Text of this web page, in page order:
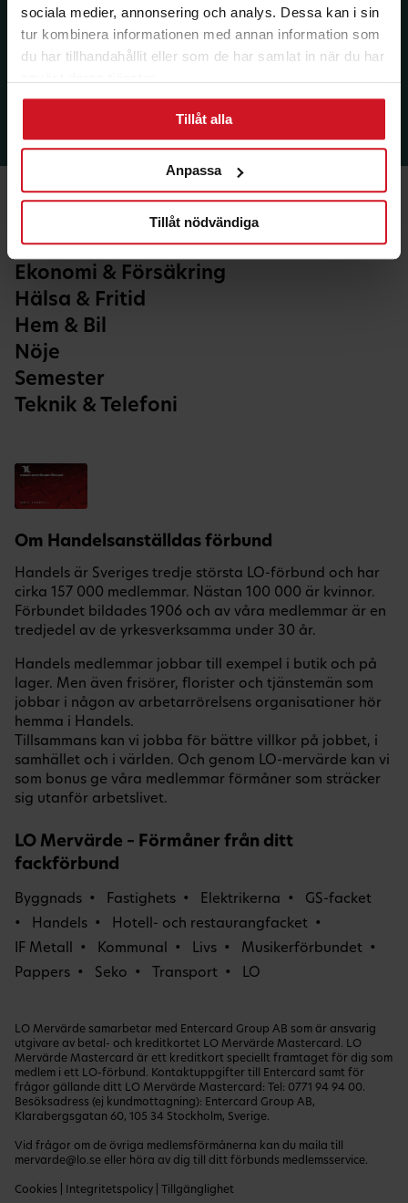
sociala medier, annonsering och analys. Dessa kan i sin
tur kombinera informationen med annan information som
du har tillhandahållit eller som de har samlat in när du har
Tillåt alla
Anpassa
Tillåt nödvändiga
Ekonomi & Försäkring
Hälsa & Fritid
Hem & Bil
Nöje
Semester
Teknik & Telefoni
Om Handelsanställdas förbund
Handels är Sveriges tredje största LO-förbund och har
cirka 157 000 medlemmar. Nästan 100 000 är kvinnor.
Förbundet bildades 1906 och av våra medlemmar är en
tredjedel av de yrkesverksamma under 30 år.
Handels medlemmar jobbar till exempel i butik och på
lager. Men även frisörer, florister och tjänstemän som
jobbar i någon av arbetarrörelsens organisationer hör
hemma i Handels.
Tillsammans kan vi jobba för bättre villkor på jobbet, i
samhället och i världen. Och genom LO-mervärde kan vi
som bonus ge våra medlemmar förmåner som sträcker
sig utanför arbetslivet.
LO Mervärde – Förmåner från ditt
fackförbund
Byggnads Fastighets Elektrikerna
GS-facket
Handels
Hotell- och restaurangfacket
IF Metall
Kommunal Livs
Musikerförbundet
Pappers
Seko Transport LO
LO Mervärde samarbetar med Entercard Group AB som är ansvarig
utgivare av betal- och kreditkortet LO Mervärde Mastercard. LO
Mervärde Mastercard är ett kreditkort speciellt framtaget för dig som
medlem i ett LO-förbund. Kontaktuppgifter till Entercard samt för
frågor gällande ditt LO Mervärde Mastercard: Tel: 0771 94 94 00.
Besöksadress (ej kundmottagning): Entercard Group AB,
Klarabergsgatan 60, 105 34 Stockholm, Sverige.
Vid frågor om de övriga medlemsförmånerna kan du maila till
mervarde@lo.se eller höra av dig till ditt förbunds medlemsservice.
Cookies Integritetspolicy Tillgänglighet